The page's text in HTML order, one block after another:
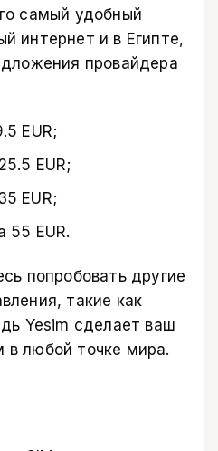
самый удобный
интернет и в Египте,
провайдера
EUR;
EUR;
EUR;
55 EUR.
попробовать другие
такие как
Yesim сделает ваш
любой точке мира.